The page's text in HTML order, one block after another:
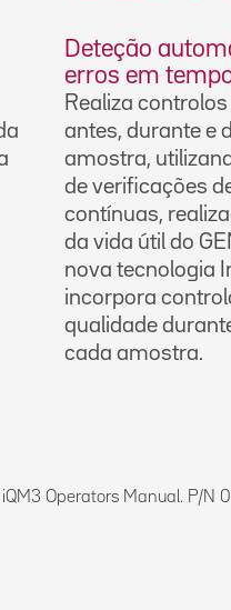
Deteção
erros em
Realiza
antes, durante e
amostra,
de verificações
contínuas,
da vida útil do
nova tecnologia
incorpora
qualidade
cada amostra.
Operators Manual. P/